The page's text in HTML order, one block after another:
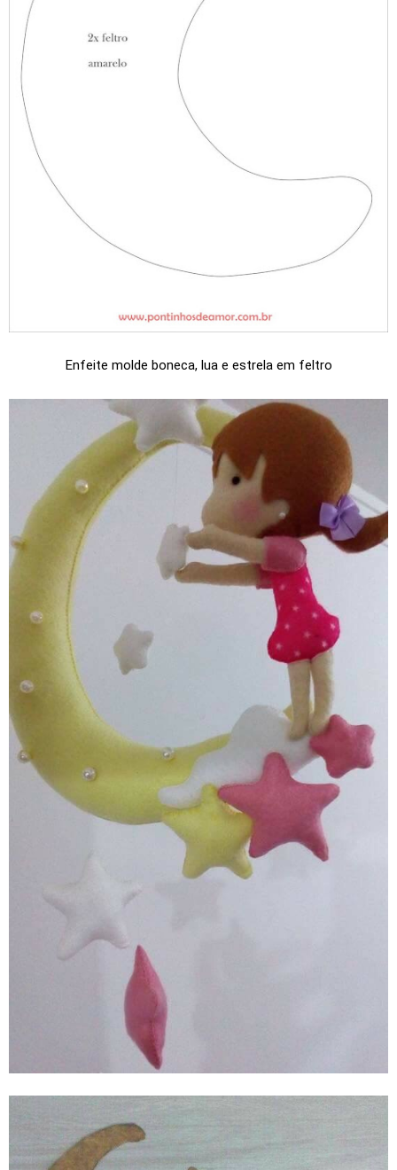
Enfeite molde boneca, lua e estrela em feltro